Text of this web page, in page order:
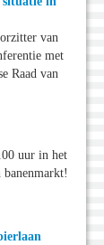
van
met
Raad van
uur in het
banenmarkt!